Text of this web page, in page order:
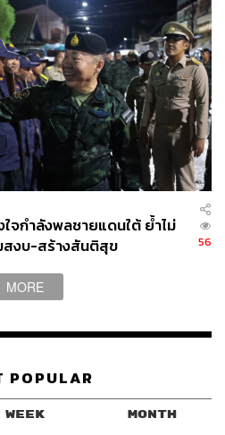
จกำลังพลชายแดนใต้ ย้ำไม่
สงบ-สร้างสันติสุข
56
MORE
POPULAR
WEEK MONTH